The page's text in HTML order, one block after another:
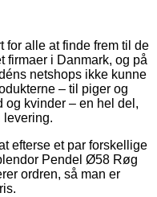
for alle at finde frem til de
firmaer i Danmark, og på
netshops ikke kunne
– til piger og
kvinder – en hel del,
levering.
efterse et par forskellige
Pendel Ø58 Røg
ordren, så man er